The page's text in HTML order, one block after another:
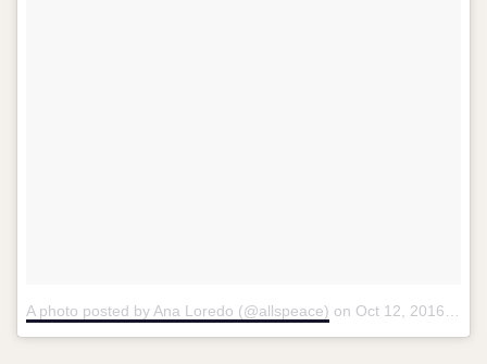
A photo posted by Ana Loredo (@allspeace) on Oct 12, 2016 at 10:39am PDT